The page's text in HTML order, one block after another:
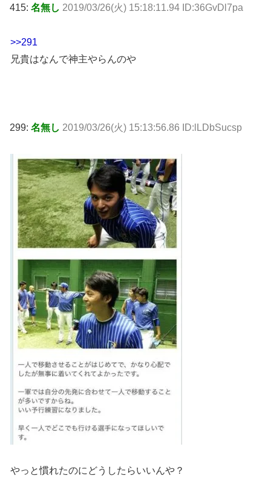
415: 名無し 2019/03/26(火) 15:18:11.94 ID:36GvDl7pa
>>291
兄貴はなんで神主やらんのや
299: 名無し 2019/03/26(火) 15:13:56.86 ID:lLDbSucsp
やっと慣れたのにどうしたらいいんや？